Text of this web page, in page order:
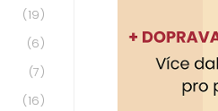
19
6
7
16